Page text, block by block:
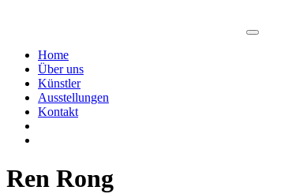
Home
Über uns
Künstler
Ausstellungen
Kontakt
Ren Rong